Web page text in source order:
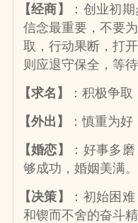
【经商】
：创业初
信念最重要，不要
取，行动果断，打
则应退守保全，等
【求名】
：积极争
【外出】
：慎重为
【婚恋】
：好事多
够成功，婚姻美满。
【决策】
：初始困
和锲而不舍的奋斗